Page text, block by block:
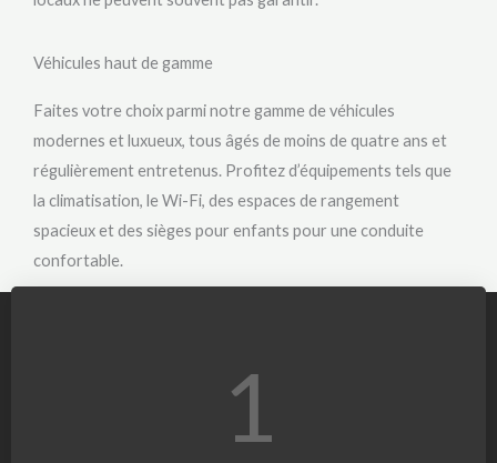
Véhicules haut de gamme
Faites votre choix parmi notre gamme de véhicules
modernes et luxueux, tous âgés de moins de quatre ans et
régulièrement entretenus. Profitez d’équipements tels que
la climatisation, le Wi-Fi, des espaces de rangement
spacieux et des sièges pour enfants pour une conduite
confortable.
1